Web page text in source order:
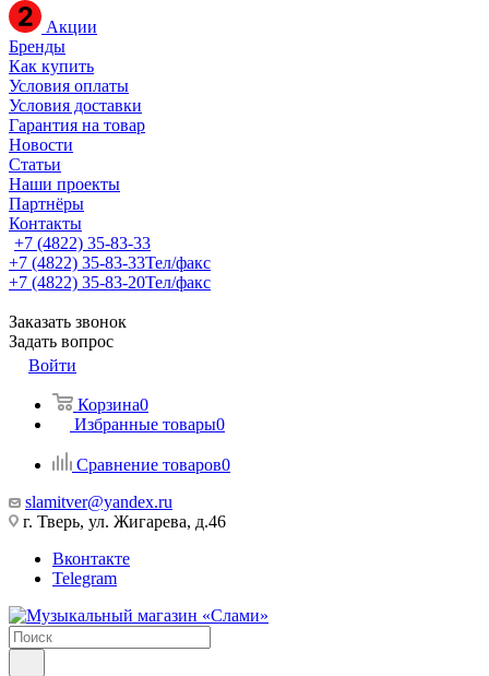
Акции
Бренды
Как купить
Условия оплаты
Условия доставки
Гарантия на товар
Новости
Статьи
Наши проекты
Партнёры
Контакты
+7 (4822) 35-83-33
+7 (4822) 35-83-33Тел/факс
+7 (4822) 35-83-20Тел/факс
Заказать звонок
Задать вопрос
Войти
Корзина0
Избранные товары0
Сравнение товаров0
slamitver@yandex.ru
г. Тверь, ул. Жигарева, д.46
Вконтакте
Telegram